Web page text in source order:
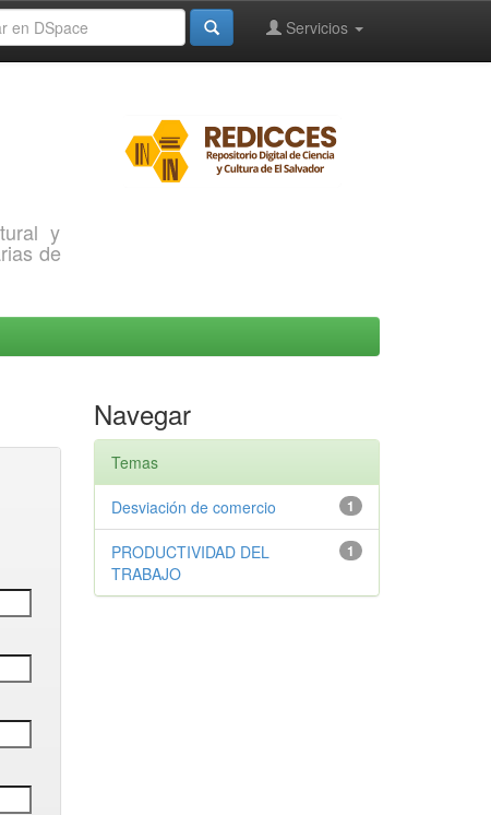
Servicios
y
de
Navegar
Temas
1
Desviación de comercio
1
PRODUCTIVIDAD DEL
TRABAJO